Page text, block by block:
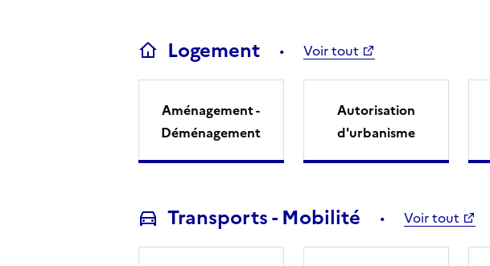
Logement Voir tout
Aménagement -
Déménagement
Autorisation
d'urbanisme
Transports - Mobilité Voir tout